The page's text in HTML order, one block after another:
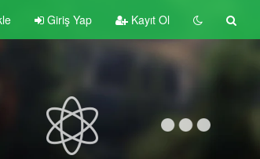
Giriş Yap Kayıt Ol